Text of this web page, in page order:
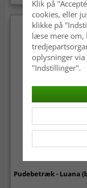
Pudebetræk - Luana
Klik på
cookies, eller
klikke på
læse mere om,
oplysninger
"Indstillinger".